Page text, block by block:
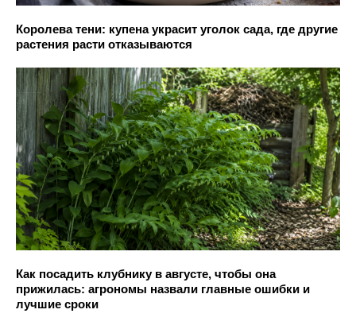
Королева тени: купена украсит уголок сада, где другие
растения расти отказываются
Как посадить клубнику в августе, чтобы она
прижилась: агрономы назвали главные ошибки и
лучшие сроки